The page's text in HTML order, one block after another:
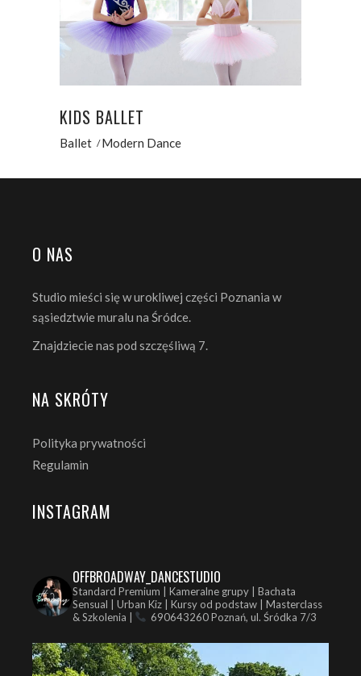
KIDS BALLET
Ballet Modern Dance
O NAS
Studio mieści się w urokliwej części Poznania w
sąsiedztwie muralu na Śródce.
Znajdziecie nas pod szczęśliwą 7.
NA SKRÓTY
Polityka prywatności
Regulamin
INSTAGRAM
OFFBROADWAY_DANCESTUDIO
Standard Premium | Kameralne grupy | Bachata
Sensual | Urban Kiz | Kursy od podstaw | Masterclass
& Szkolenia |
690643260Poznań, ul. Śródka 7/3